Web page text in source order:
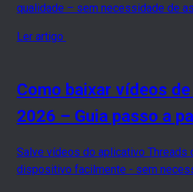
qualidade – sem necessidade de
Ler artigo
Como baixar vídeos
2026 – Guia passo a
Salve vídeos do aplicativo Threads
dispositivo facilmente - sem